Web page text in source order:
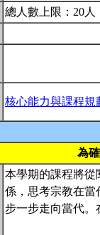
總人數上限：20人
核心能力與課程規
為
本學期的課程將從
係，思考宗教在當
步一步走向當代。